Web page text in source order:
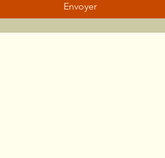
Envoyer